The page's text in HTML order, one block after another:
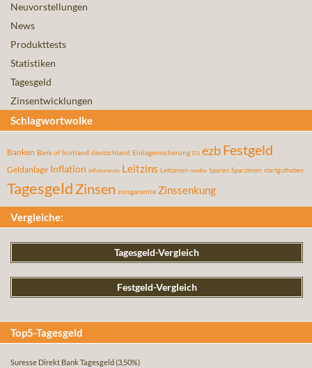
Neuvorstellungen
News
Produkttests
Statistiken
Tagesgeld
Zinsentwicklungen
Schlagwortwolke
Banken Bank of Scotland deutschland Einlagensicherung EU ezbFestgeld
Geldanlage Inflation inflationsrate Leitzins Leitzinsen rendite Sparen Sparzinsen startguthaben
Tagesgeld Zinsen zinsgarantie Zinssenkung
Vergleiche:
Tagesgeld-Vergleich
Festgeld-Vergleich
Top5-Tagesgeld
Suresse Direkt Bank Tagesgeld (3,50%)